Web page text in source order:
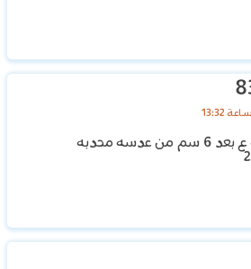
وضعت صحيفه ع بعد 6 سم من عدسه محدبه